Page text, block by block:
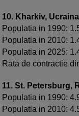
10. Kharkiv, Ucraina
Populatia in 1990:
Populatia in 2010:
Populatia in 2025:
Rata de contractie
11. St. Petersburg,
Populatia in 1990:
Populatia in 2010: